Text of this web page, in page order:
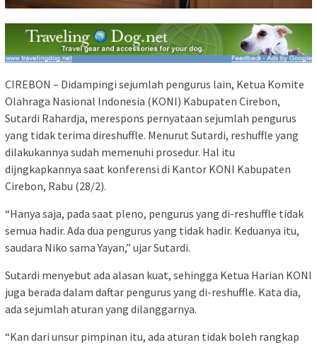
CIREBON – Didampingi sejumlah pengurus lain, Ketua Komite
Olahraga Nasional Indonesia (KONI) Kabupaten Cirebon,
Sutardi Rahardja, merespons pernyataan sejumlah pengurus
yang tidak terima direshuffle. Menurut Sutardi, reshuffle yang
dilakukannya sudah memenuhi prosedur. Hal itu
dijngkapkannya saat konferensi di Kantor KONI Kabupaten
Cirebon, Rabu (28/2).
“Hanya saja, pada saat pleno, pengurus yang di-reshuffle tidak
semua hadir. Ada dua pengurus yang tidak hadir. Keduanya itu,
saudara Niko sama Yayan,” ujar Sutardi.
Sutardi menyebut ada alasan kuat, sehingga Ketua Harian KONI
juga berada dalam daftar pengurus yang di-reshuffle. Kata dia,
ada sejumlah aturan yang dilanggarnya.
“Kan dari unsur pimpinan itu, ada aturan tidak boleh rangkap